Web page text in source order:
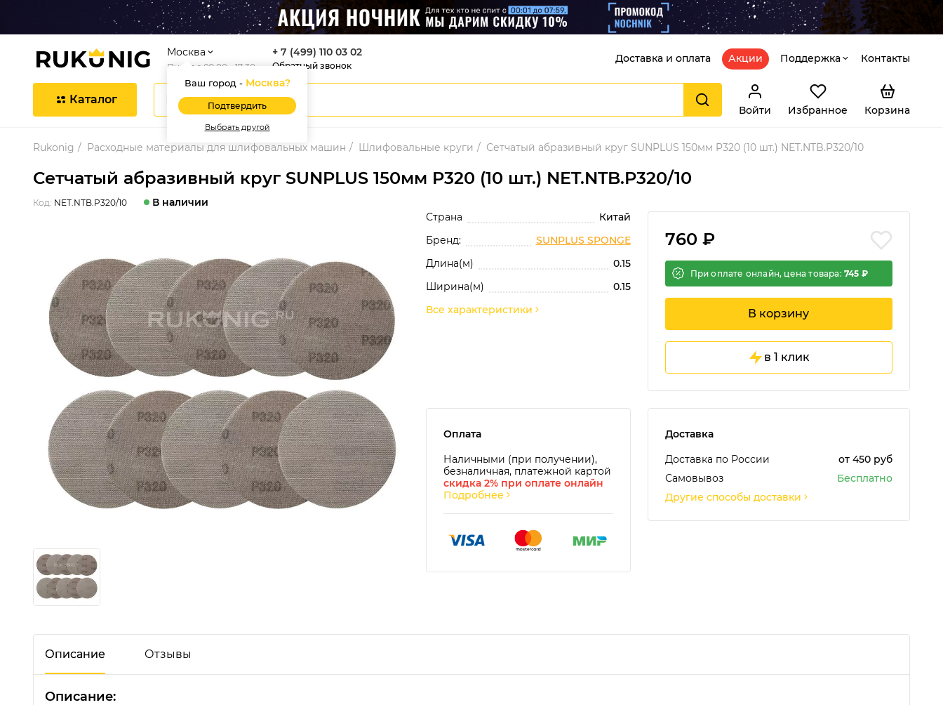
Москва
Пн-Пт с 09:00 - 17:30
Ваш город - Москва?
Подтвердить
Выбрать другой
+ 7 (499) 110 03 02
Обратный звонок
Доставка и оплата Акции Поддержка Контакты
Каталог
Войти Избранное Корзина
Rukonig Расходные материалы для шлифовальных машин Шлифовальные круги Сетчатый абразивный круг SUNPLUS 150мм P320 (10 шт.) NET.NTB.P320/10
Сетчатый абразивный круг SUNPLUS 150мм P320 (10 шт.) NET.NTB.P320/10
Код: NET.NTB.P320/10
В наличии
Страна
Китай
Бренд:
SUNPLUS SPONGE
Длина(м)
0.15
Ширина(м)
0.15
Все характеристики
760 ₽
При оплате онлайн, цена товара:745 ₽
В корзину
в 1 клик
Оплата
Наличными (при получении),
безналичная, платежной картой
скидка 2% при оплате онлайн
Подробнее
Доставка
Доставка по России
от 450 руб
Самовывоз
Бесплатно
Другие способы доставки
Описание Отзывы
Описание:
Отзывы о Сетчатый абразивный круг SUNPLUS 150мм P320 (10 шт.) NET.NTB.P320/10